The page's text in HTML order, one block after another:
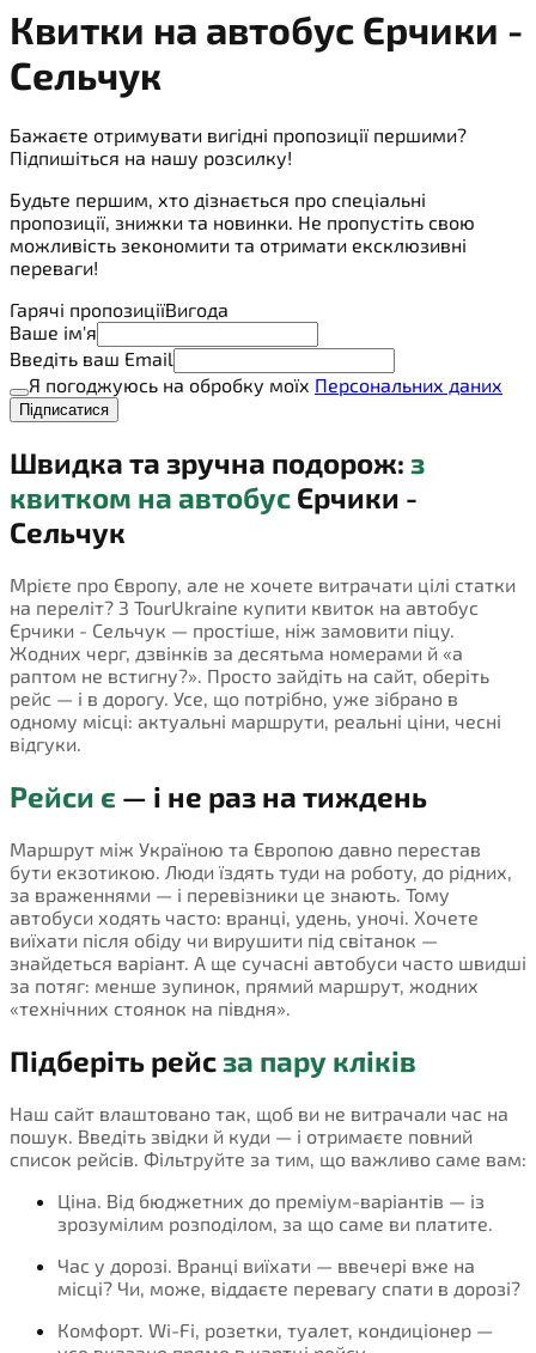
Квитки на автобус Єрчики -
Сельчук
Бажаєте отримувати вигідні пропозиції першими?
Підпишіться на нашу розсилку!
Будьте першим, хто дізнається про спеціальні
пропозиції, знижки та новинки. Не пропустіть свою
можливість зекономити та отримати ексклюзивні
переваги!
Гарячі пропозиціїВигода
Ваше ім'я
Введіть ваш Email
Я погоджуюсь на обробку моїх Персональних даних
Підписатися
Швидка та зручна подорож: з
квитком на автобус Єрчики -
Сельчук
Мрієте про Європу, але не хочете витрачати цілі статки
на переліт? З TourUkraine купити квиток на автобус
Єрчики - Сельчук — простіше, ніж замовити піцу.
Жодних черг, дзвінків за десятьма номерами й «а
раптом не встигну?». Просто зайдіть на сайт, оберіть
рейс — і в дорогу. Усе, що потрібно, уже зібрано в
одному місці: актуальні маршрути, реальні ціни, чесні
відгуки.
Рейси є — і не раз на тиждень
Маршрут між Україною та Європою давно перестав
бути екзотикою. Люди їздять туди на роботу, до рідних,
за враженнями — і перевізники це знають. Тому
автобуси ходять часто: вранці, удень, уночі. Хочете
виїхати після обіду чи вирушити під світанок —
знайдеться варіант. А ще сучасні автобуси часто швидші
за потяг: менше зупинок, прямий маршрут, жодних
«технічних стоянок на півдня».
Підберіть рейсза пару кліків
Наш сайт влаштовано так, щоб ви не витрачали час на
пошук. Введіть звідки й куди — і отримаєте повний
список рейсів. Фільтруйте за тим, що важливо саме вам:
Ціна. Від бюджетних до преміум-варіантів — із
зрозумілим розподілом, за що саме ви платите.
Час у дорозі. Вранці виїхати — ввечері вже на
місці? Чи, може, віддаєте перевагу спати в дорозі?
Комфорт. Wi-Fi, розетки, туалет, кондиціонер —